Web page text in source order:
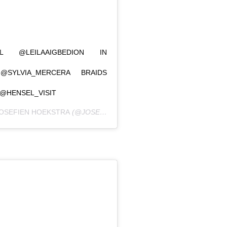
@LEILAAIGBEDION IN
BRAIDS
HOEKSTRA (@JOSEFIENHOEKSTRA) EM